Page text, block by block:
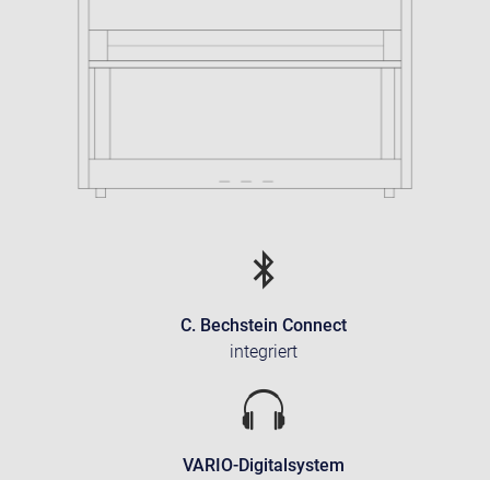
C. Bechstein Connect
integriert
VARIO-Digitalsystem